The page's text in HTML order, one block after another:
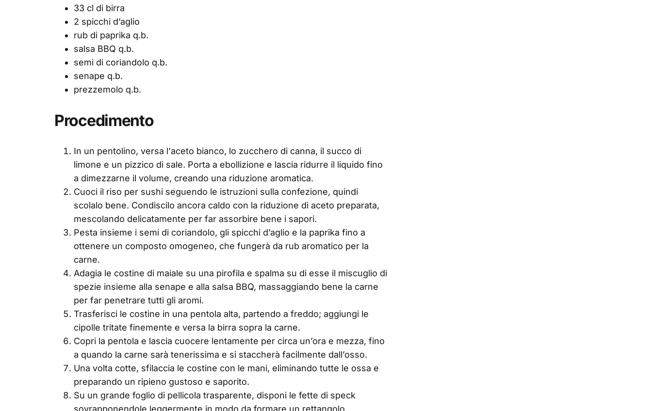
33 cl di birra
2 spicchi d’aglio
rub di paprika q.b.
salsa BBQ q.b.
semi di coriandolo q.b.
senape q.b.
prezzemolo q.b.
Procedimento
In un pentolino, versa l'aceto bianco, lo zucchero di canna, il succo di
limone e un pizzico di sale. Porta a ebollizione e lascia ridurre il liquido fino
a dimezzarne il volume, creando una riduzione aromatica.
Cuoci il riso per sushi seguendo le istruzioni sulla confezione, quindi
scolalo bene. Condiscilo ancora caldo con la riduzione di aceto preparata,
mescolando delicatamente per far assorbire bene i sapori.
Pesta insieme i semi di coriandolo, gli spicchi d’aglio e la paprika fino a
ottenere un composto omogeneo, che fungerà da rub aromatico per la
carne.
Adagia le costine di maiale su una pirofila e spalma su di esse il miscuglio di
spezie insieme alla senape e alla salsa BBQ, massaggiando bene la carne
per far penetrare tutti gli aromi.
Trasferisci le costine in una pentola alta, partendo a freddo; aggiungi le
cipolle tritate finemente e versa la birra sopra la carne.
Copri la pentola e lascia cuocere lentamente per circa un’ora e mezza, fino
a quando la carne sarà tenerissima e si staccherà facilmente dall’osso.
Una volta cotte, sfilaccia le costine con le mani, eliminando tutte le ossa e
preparando un ripieno gustoso e saporito.
Su un grande foglio di pellicola trasparente, disponi le fette di speck
sovrapponendole leggermente in modo da formare un rettangolo